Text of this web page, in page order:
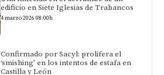
edificio en Siete Iglesias de Trabancos
4 marzo 2026 08:00h
Confirmado por Sacyl: prolifera el
‘smishing’ en los intentos de estafa en
Castilla y León